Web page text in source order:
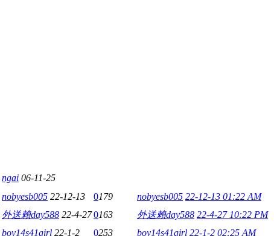
ngai 06-11-25
nobyesb005 22-12-13 0179 nobyesb005 22-12-13 01:22 AM
外送賴day588 22-4-270163 外送賴day588 22-4-27 10:22 PM
boy14s41girl 22-1-2 0253 boy14s41girl 22-1-2 02:25 AM